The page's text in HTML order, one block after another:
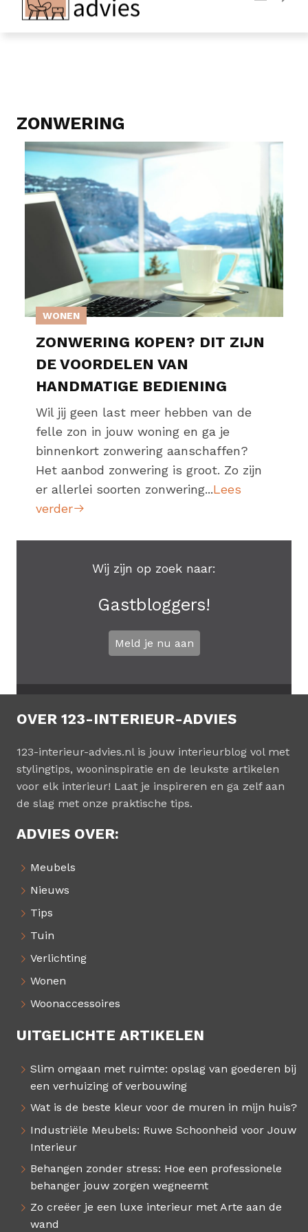
ZONWERING
WONEN
ZONWERING KOPEN? DIT ZIJN
DE VOORDELEN VAN
HANDMATIGE BEDIENING
Wil jij geen last meer hebben van de
felle zon in jouw woning en ga je
binnenkort zonwering aanschaffen?
Het aanbod zonwering is groot. Zo zijn
er allerlei soorten zonwering...Lees
verder
Wij zijn op zoek naar:
Gastbloggers!
Meld je nu aan
OVER 123-INTERIEUR-ADVIES
123-interieur-advies.nl is jouw interieurblog vol met
stylingtips, wooninspiratie en de leukste artikelen
voor elk interieur! Laat je inspireren en ga zelf aan
de slag met onze praktische tips.
ADVIES OVER:
Meubels
Nieuws
Tips
Tuin
Verlichting
Wonen
Woonaccessoires
UITGELICHTE ARTIKELEN
Slim omgaan met ruimte: opslag van goederen bij
een verhuizing of verbouwing
Wat is de beste kleur voor de muren in mijn huis?
Industriële Meubels: Ruwe Schoonheid voor Jouw
Interieur
Behangen zonder stress: Hoe een professionele
behanger jouw zorgen wegneemt
Zo creëer je een luxe interieur met Arte aan de
wand